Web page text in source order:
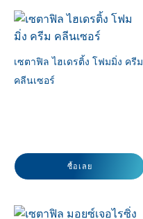
10 การค้นหา
เซตาฟิล ไฮเดรติ้ง โฟมมิ่ง ครีม
คลีนเซอร์
ซื้อเลย